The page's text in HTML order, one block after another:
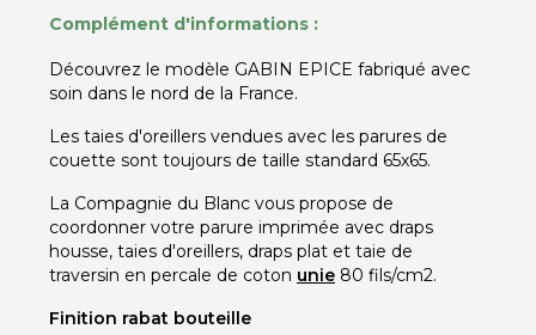
Complément d'informations :
Découvrez le modèle GABIN EPICE fabriqué avec
soin dans le nord de la France.
Les taies d'oreillers vendues avec les parures de
couette sont toujours de taille standard 65x65.
La Compagnie du Blanc vous propose de
coordonner votre parure imprimée avec draps
housse, taies d'oreillers, draps plat et taie de
traversin en percale de coton unie 80 fils/cm2.
Finition rabat bouteille